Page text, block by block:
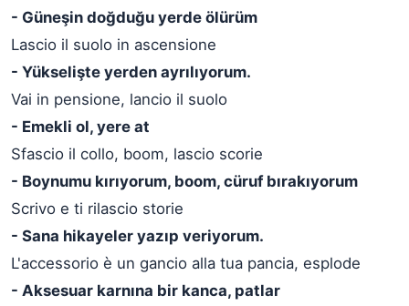
- Güneşin doğduğu yerde ölürüm
Lascio il suolo in ascensione
- Yükselişte yerden ayrılıyorum.
Vai in pensione, lancio il suolo
- Emekli ol, yere at
Sfascio il collo, boom, lascio scorie
- Boynumu kırıyorum, boom, cüruf bırakıyorum
Scrivo e ti rilascio storie
- Sana hikayeler yazıp veriyorum.
L'accessorio è un gancio alla tua pancia, esplode
- Aksesuar karnına bir kanca, patlar